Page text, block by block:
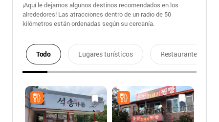
¡Aquí le dejamos algunos destinos recomendados en los
alrededores! Las atracciones dentro de un radio de 50
kilómetros están ordenadas según su cercanía.
Todo Lugares turísticos Restaurantes